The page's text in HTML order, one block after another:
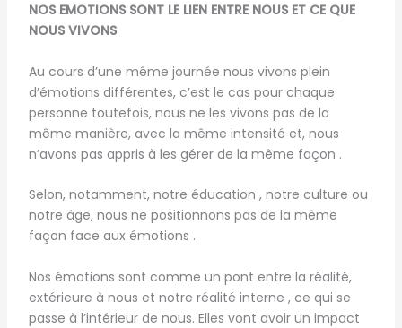
NOS EMOTIONS SONT LE LIEN ENTRE NOUS ET CE QUE
NOUS VIVONS
Au cours d’une même journée nous vivons plein
d’émotions différentes, c’est le cas pour chaque
personne toutefois, nous ne les vivons pas de la
même manière, avec la même intensité et, nous
n’avons pas appris à les gérer de la même façon .
Selon, notamment, notre éducation , notre culture ou
notre âge, nous ne positionnons pas de la même
façon face aux émotions .
Nos émotions sont comme un pont entre la réalité,
extérieure à nous et notre réalité interne , ce qui se
passe à l’intérieur de nous. Elles vont avoir un impact